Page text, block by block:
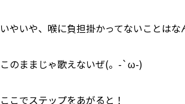
いやいや、喉に負担掛かってないことは
このままじゃ歌えないぜ(。-`ω-)
ここでステップをあがると！